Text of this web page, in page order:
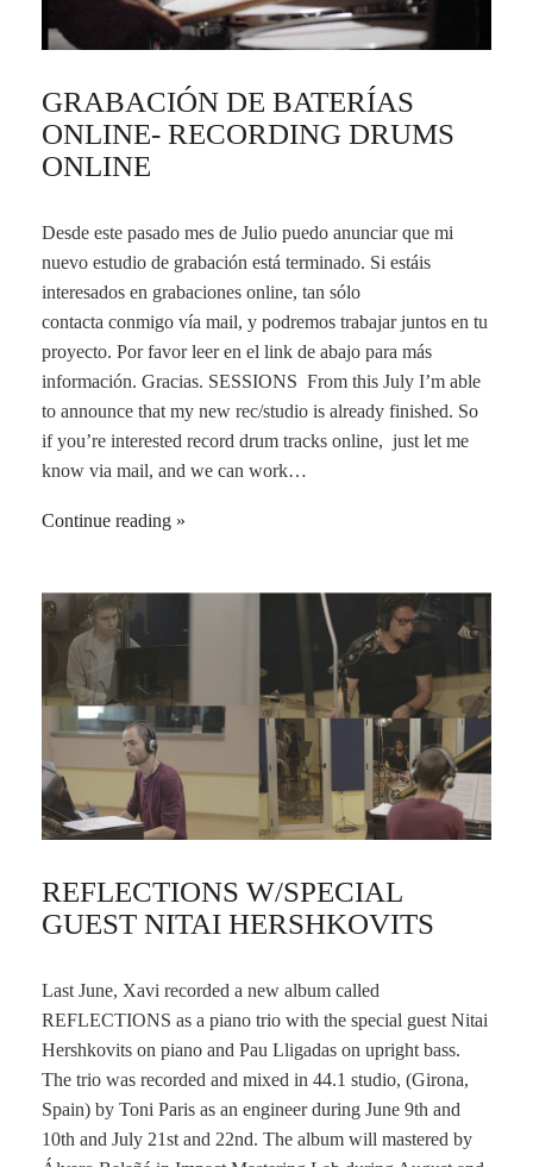
GRABACIÓN DE BATERÍAS
ONLINE- RECORDING DRUMS
ONLINE
Desde este pasado mes de Julio puedo anunciar que mi
nuevo estudio de grabación está terminado. Si estáis
interesados en grabaciones online, tan sólo
contacta conmigo vía mail, y podremos trabajar juntos en tu
proyecto. Por favor leer en el link de abajo para más
información. Gracias. SESSIONS From this July I’m able
to announce that my new rec/studio is already finished. So
if you’re interested record drum tracks online, just let me
know via mail, and we can work…
Continue reading
REFLECTIONS W/SPECIAL
GUEST NITAI HERSHKOVITS
Last June, Xavi recorded a new album called
REFLECTIONS as a piano trio with the special guest Nitai
Hershkovits on piano and Pau Lligadas on upright bass.
The trio was recorded and mixed in 44.1 studio, (Girona,
Spain) by Toni Paris as an engineer during June 9th and
10th and July 21st and 22nd. The album will mastered by